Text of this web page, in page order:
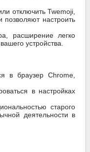
отключить Twemoji,
настроить
расширение легко
устройства.
в браузер Chrome,
в настройках
старого
деятельности в